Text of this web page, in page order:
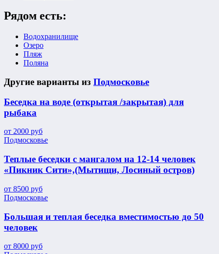
Рядом есть:
Водохранилище
Озеро
Пляж
Поляна
Другие варианты из Подмосковье
Беседка на воде (открытая /закрытая) для
рыбака
от 2000 руб
Подмосковье
Теплые беседки с мангалом на 12-14 человек
«Пикник Сити»,(Мытищи, Лосиный остров)
от 8500 руб
Подмосковье
Большая и теплая беседка вместимостью до 50
человек
от 8000 руб